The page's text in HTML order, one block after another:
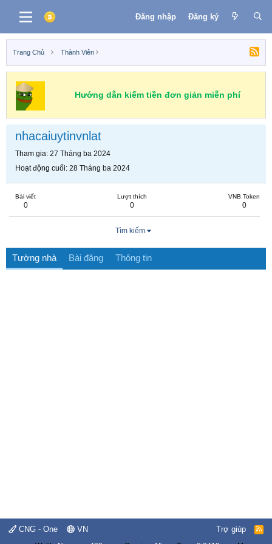
Đăng nhập Đăng ký
Trang Chủ Thành Viên
Hướng dẫn kiếm tiền đơn giản miễn phí
nhacaiuytinvnlat
Tham gia 27 Tháng ba 2024
Hoạt động cuối 28 Tháng ba 2024
Bài viết
0
Lượt thích
0
VNB Token
0
Tìm kiếm
Tường nhà Bài đăng Thông tin
CNG - One VN Trợ giúp
R